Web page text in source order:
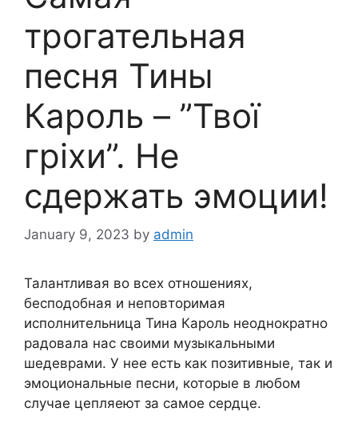
трогательная
песня Тины
Кароль – ”Твої
гріхи”. Не
сдержать эмоции!
January 9, 2023 by admin
Талантливая во всех отношениях,
бесподобная и неповторимая
исполнительница Тина Кароль неоднократно
радовала нас своими музыкальными
шедеврами. У нее есть как позитивные, так и
эмоциональные песни, которые в любом
случае цепляеют за самое сердце.